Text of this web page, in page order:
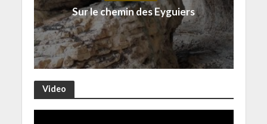
Sur le chemin des Eyguiers
Video